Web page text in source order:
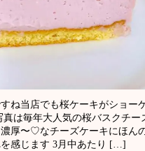
ね当店でも桜ケーキがショー
は毎年大人気の桜バスクチー
厚〜♡なチーズケーキにほん
感じます️ 3月中あたり […]